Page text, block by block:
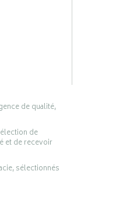
de qualité,
de
et de recevoir
sélectionnés